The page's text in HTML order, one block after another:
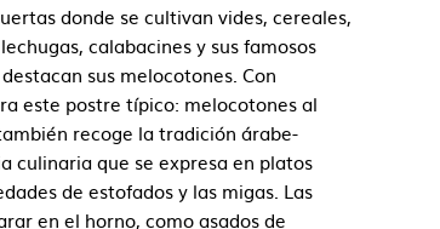
donde se cultivan vides, cereales,
calabacines y sus famosos
sus melocotones. Con
este postre típico: melocotones al
recoge la tradición árabe-
culinaria que se expresa en platos
de estofados y las migas. Las
en el horno, como asados de